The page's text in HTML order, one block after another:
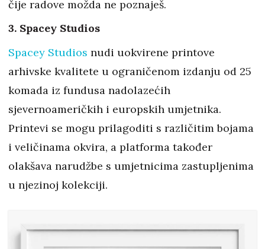
čije radove možda ne poznaješ.
3. Spacey Studios
Spacey Studios nudi uokvirene printove
arhivske kvalitete u ograničenom izdanju od 25
komada iz fundusa nadolazećih
sjevernoameričkih i europskih umjetnika.
Printevi se mogu prilagoditi s različitim bojama
i veličinama okvira, a platforma također
olakšava narudžbe s umjetnicima zastupljenima
u njezinoj kolekciji.